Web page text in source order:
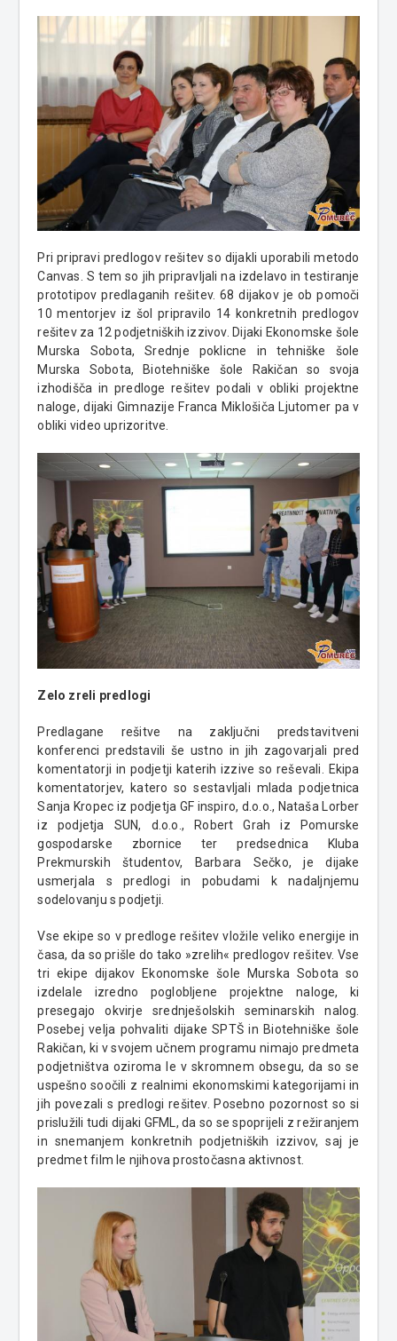
Pri pripravi predlogov rešitev so dijakli uporabili metodo
Canvas. S tem so jih pripravljali na izdelavo in testiranje
prototipov predlaganih rešitev. 68 dijakov je ob pomoči
10 mentorjev iz šol pripravilo 14 konkretnih predlogov
rešitev za 12 podjetniških izzivov. Dijaki Ekonomske šole
Murska Sobota, Srednje poklicne in tehniške šole
Murska Sobota, Biotehniške šole Rakičan so svoja
izhodišča in predloge rešitev podali v obliki projektne
naloge, dijaki Gimnazije Franca Miklošiča Ljutomer pa v
obliki video uprizoritve.
Zelo zreli predlogi
Predlagane rešitve na zaključni predstavitveni
konferenci predstavili še ustno in jih zagovarjali pred
komentatorji in podjetji katerih izzive so reševali. Ekipa
komentatorjev, katero so sestavljali mlada podjetnica
Sanja Kropec iz podjetja GF inspiro, d.o.o., Nataša Lorber
iz podjetja SUN, d.o.o., Robert Grah iz Pomurske
gospodarske zbornice ter predsednica Kluba
Prekmurskih študentov, Barbara Sečko, je dijake
usmerjala s predlogi in pobudami k nadaljnjemu
sodelovanju s podjetji.
Vse ekipe so v predloge rešitev vložile veliko energije in
časa, da so prišle do tako »zrelih« predlogov rešitev. Vse
tri ekipe dijakov Ekonomske šole Murska Sobota so
izdelale izredno poglobljene projektne naloge, ki
presegajo okvirje srednješolskih seminarskih nalog.
Posebej velja pohvaliti dijake SPTŠ in Biotehniške šole
Rakičan, ki v svojem učnem programu nimajo predmeta
podjetništva oziroma le v skromnem obsegu, da so se
uspešno soočili z realnimi ekonomskimi kategorijami in
jih povezali s predlogi rešitev. Posebno pozornost so si
prislužili tudi dijaki GFML, da so se spoprijeli z režiranjem
in snemanjem konkretnih podjetniških izzivov, saj je
predmet film le njihova prostočasna aktivnost.